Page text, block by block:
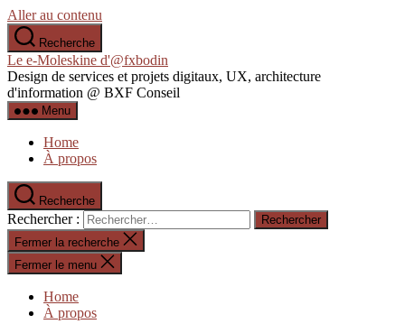
Aller au contenu
Recherche
Le e-Moleskine d'@fxbodin
Design de services et projets digitaux, UX, architecture
d'information @ BXF Conseil
Menu
Home
À propos
Recherche
Rechercher :
Fermer la recherche
Fermer le menu
Home
À propos